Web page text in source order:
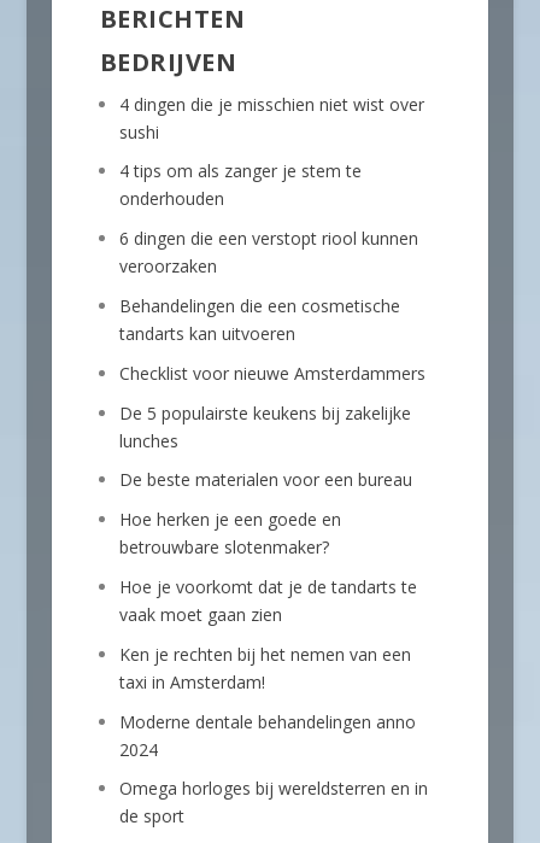
BERICHTEN
BEDRIJVEN
4 dingen die je misschien niet wist over
sushi
4 tips om als zanger je stem te
onderhouden
6 dingen die een verstopt riool kunnen
veroorzaken
Behandelingen die een cosmetische
tandarts kan uitvoeren
Checklist voor nieuwe Amsterdammers
De 5 populairste keukens bij zakelijke
lunches
De beste materialen voor een bureau
Hoe herken je een goede en
betrouwbare slotenmaker?
Hoe je voorkomt dat je de tandarts te
vaak moet gaan zien
Ken je rechten bij het nemen van een
taxi in Amsterdam!
Moderne dentale behandelingen anno
2024
Omega horloges bij wereldsterren en in
de sport